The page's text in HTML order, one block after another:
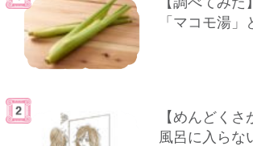
「マコモ湯」
【めんどく
風呂に入らな